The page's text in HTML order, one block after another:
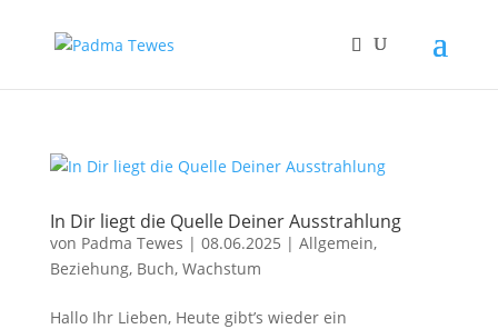
In Dir liegt die Quelle Deiner Ausstrahlung
von Padma Tewes | 08.06.2025 | Allgemein,
Beziehung, Buch, Wachstum
Hallo Ihr Lieben, Heute gibt’s wieder ein